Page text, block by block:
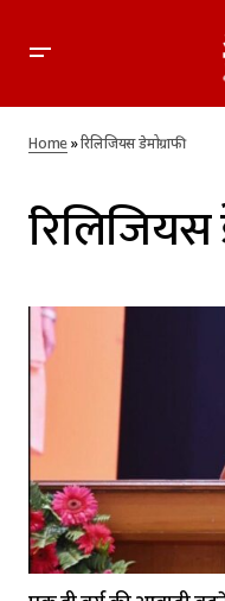
Home»रिलिजियस डेमोग्राफी
रिलिजियस